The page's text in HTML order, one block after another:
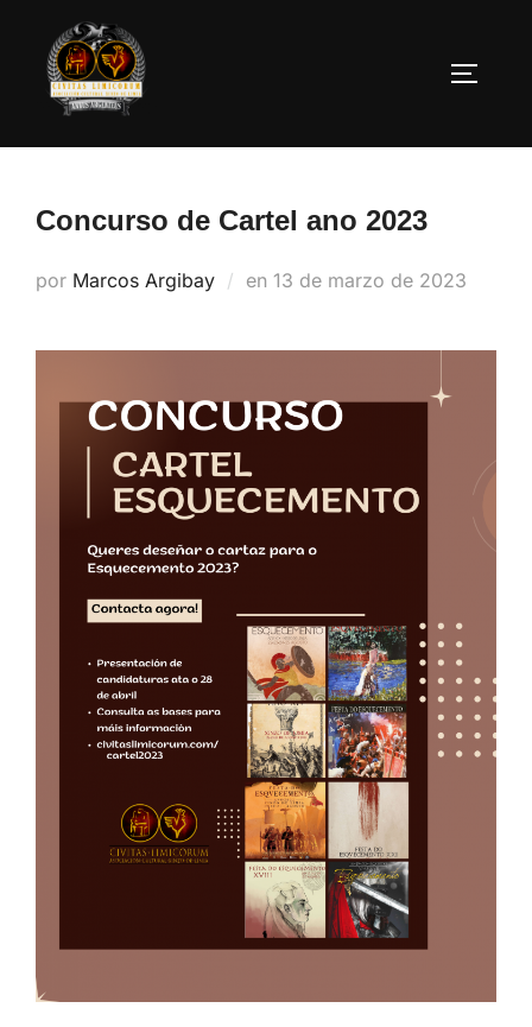
contenido
Concurso de Cartel ano 2023
por Marcos Argibay en Publicado
13 de marzo de 2023